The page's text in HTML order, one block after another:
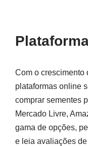
Com o crescimento
plataformas online
comprar sementes
Mercado Livre,
gama de opções,
e leia avaliações